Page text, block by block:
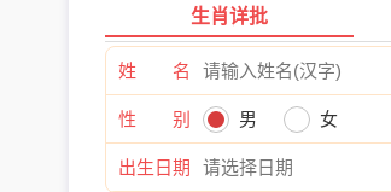
生肖详批
姓 名
性 别 男 女
出生日期